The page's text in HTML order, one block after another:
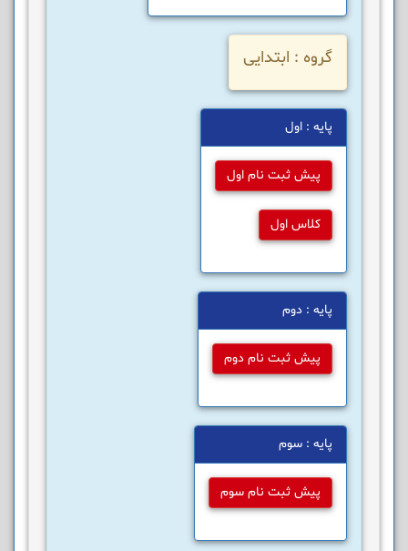
گروه : ابتدایی
پایه : اول
پیش ثبت نام اول
کلاس اول
پایه : دوم
پیش ثبت نام دوم
پایه : سوم
پیش ثبت نام سوم